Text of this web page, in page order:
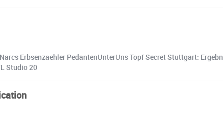
Erbsenzaehler PedantenUnterUns Topf Secret Stuttgart:
Studio 20